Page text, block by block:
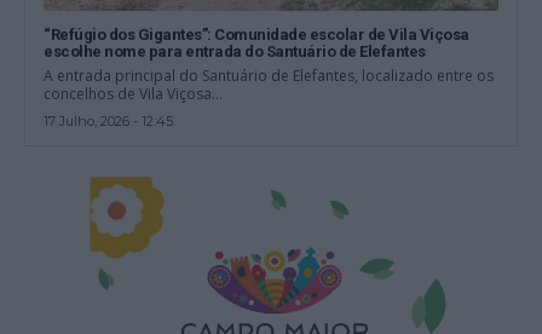
“Refúgio dos Gigantes”: Comunidade escolar de Vila Viçosa
escolhe nome para entrada do Santuário de Elefantes
A entrada principal do Santuário de Elefantes, localizado entre os
concelhos de Vila Viçosa...
17 Julho, 2026 - 12:45